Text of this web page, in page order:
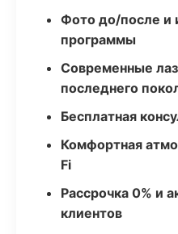
Фото до/после и
программы
Современные
последнего
Бесплатная
Комфортная
Fi
Рассрочка 0% и
клиентов